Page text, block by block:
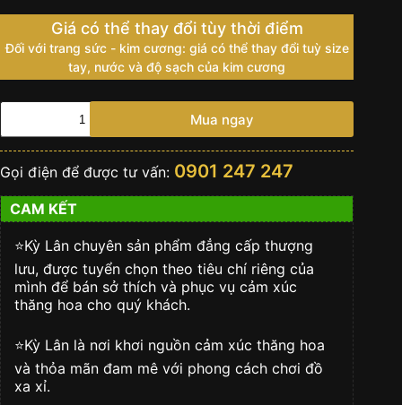
Giá có thể thay đổi tùy thời điểm
Đối với trang sức - kim cương: giá có thể thay đổi tuỳ size
tay, nước và độ sạch của kim cương
Vertu
chủ
Diamond
bọc
da
cá
sấu
số
lượng
Mua ngay
Gọi điện để được tư vấn: 0901 247 247
CAM KẾT
⭐️Kỳ Lân chuyên sản phẩm đẳng cấp thượng
lưu, được tuyển chọn theo tiêu chí riêng của
mình để bán sở thích và phục vụ cảm xúc
thăng hoa cho quý khách.
⭐️Kỳ Lân là nơi khơi nguồn cảm xúc thăng hoa
và thỏa mãn đam mê với phong cách chơi đồ
xa xỉ.